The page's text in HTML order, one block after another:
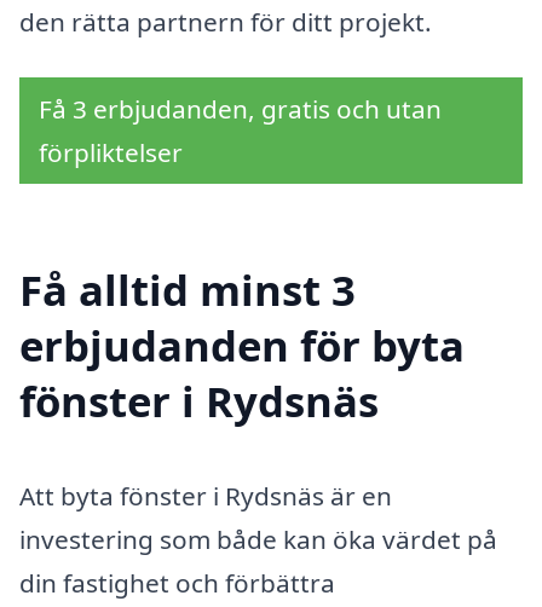
den rätta partnern för ditt projekt.
Få 3 erbjudanden, gratis och utan
förpliktelser
Få alltid minst 3
erbjudanden för byta
fönster i Rydsnäs
Att byta fönster i Rydsnäs är en
investering som både kan öka värdet på
din fastighet och förbättra